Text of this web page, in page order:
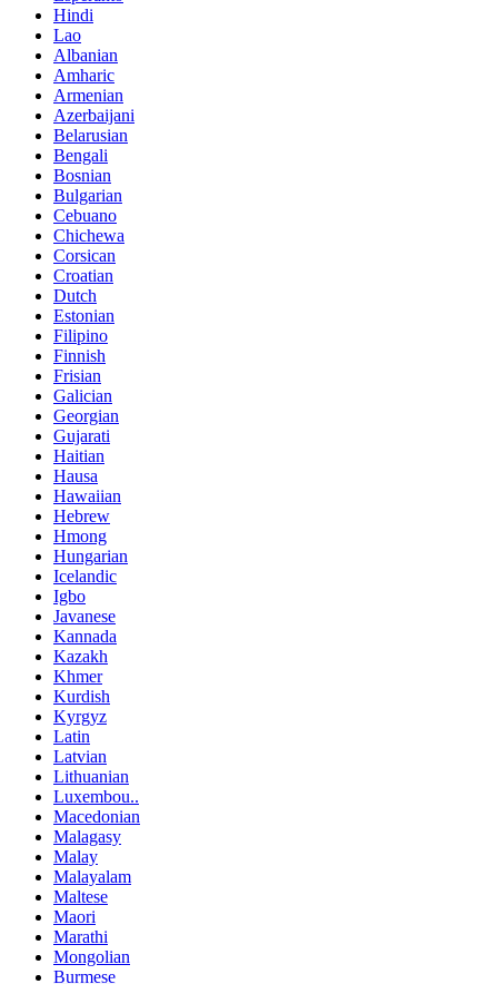
Hindi
Lao
Albanian
Amharic
Armenian
Azerbaijani
Belarusian
Bengali
Bosnian
Bulgarian
Cebuano
Chichewa
Corsican
Croatian
Dutch
Estonian
Filipino
Finnish
Frisian
Galician
Georgian
Gujarati
Haitian
Hausa
Hawaiian
Hebrew
Hmong
Hungarian
Icelandic
Igbo
Javanese
Kannada
Kazakh
Khmer
Kurdish
Kyrgyz
Latin
Latvian
Lithuanian
Luxembou..
Macedonian
Malagasy
Malay
Malayalam
Maltese
Maori
Marathi
Mongolian
Burmese